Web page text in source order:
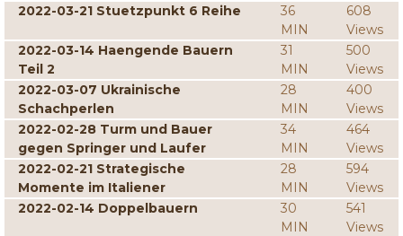
2022-03-21 Stuetzpunkt 6 Reihe
36
MIN
608
Views
2022-03-14 Haengende Bauern
Teil 2
31
MIN
500
Views
2022-03-07 Ukrainische
Schachperlen
28
MIN
400
Views
2022-02-28 Turm und Bauer
gegen Springer und Laufer
34
MIN
464
Views
2022-02-21 Strategische
Momente im Italiener
28
MIN
594
Views
2022-02-14 Doppelbauern
30
MIN
541
Views